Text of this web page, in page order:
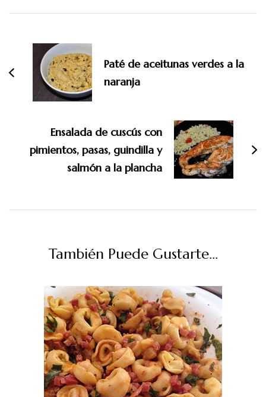
entradas
Paté de aceitunas verdes a la
naranja
Ensalada de cuscús con
pimientos, pasas, guindilla y
salmón a la plancha
También Puede Gustarte...